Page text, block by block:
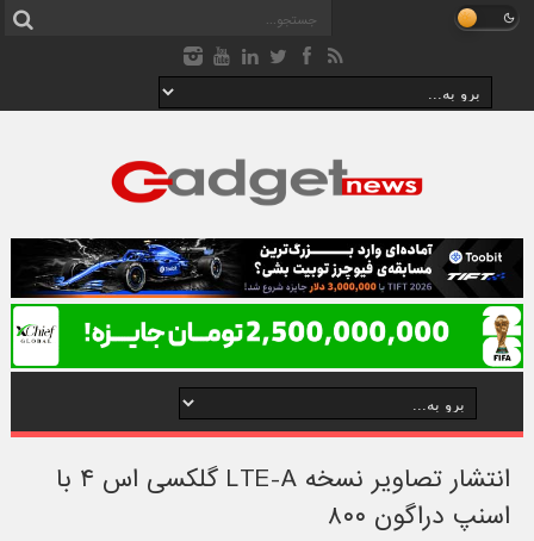
انتشار تصاویر نسخه LTE-A گلکسی اس ۴ با
اسنپ دراگون ۸۰۰